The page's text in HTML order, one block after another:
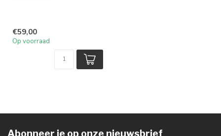
€59,00
Op voorraad
Abonneer je op onze nieuwsbrief